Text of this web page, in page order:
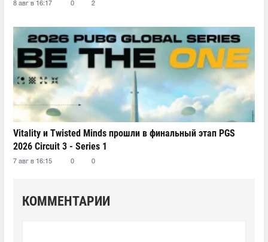
8 авг в 16:17 0 2
Vitality и Twisted Minds прошли в финальный этап PGS
2026 Circuit 3 - Series 1
7 авг в 16:15 0 0
КОММЕНТАРИИ